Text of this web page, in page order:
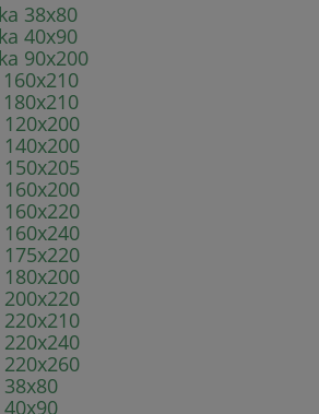
38x80
40x90
90x200
38x80
40x90